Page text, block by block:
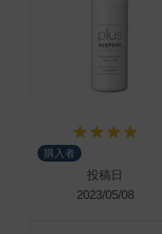
購入者
投稿日
2023/05/08